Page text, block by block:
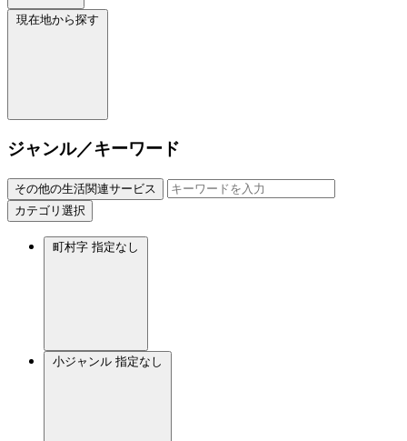
現在地から探す
ジャンル／キーワード
その他の生活関連サービス
カテゴリ選択
町村字 指定なし
小ジャンル 指定なし